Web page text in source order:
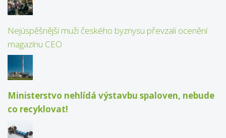
Nejúspěšnější muži českého byznysu převzali ocenění
magazínu CEO
Ministerstvo nehlídá výstavbu spaloven, nebude
co recyklovat!